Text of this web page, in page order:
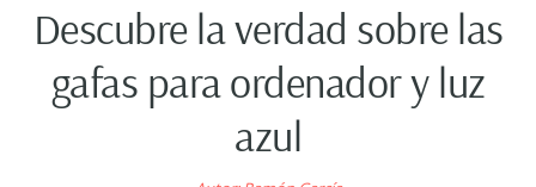
Cuida
Descubre la verdad sobre las
gafas para ordenador y luz
azul